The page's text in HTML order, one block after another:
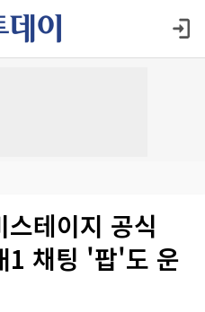
테이지 공식
채팅 '팝'도 운